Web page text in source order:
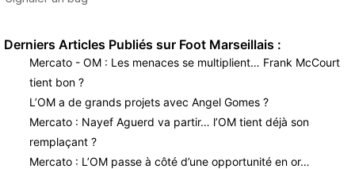
Derniers Articles Publiés sur Foot Marseillais :
Mercato - OM : Les menaces se multiplient… Frank McCourt
tient bon ?
L’OM a de grands projets avec Angel Gomes ?
Mercato : Nayef Aguerd va partir… l’OM tient déjà son
remplaçant ?
Mercato : L’OM passe à côté d’une opportunité en or…